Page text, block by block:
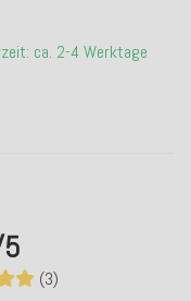
(3)
ca. 2-4 Werktage